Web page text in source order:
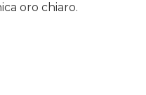
oro chiaro.